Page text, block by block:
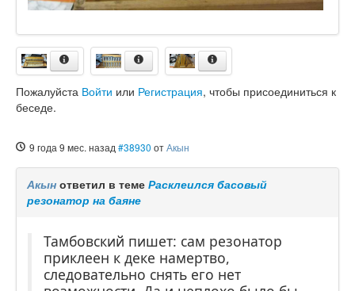
Пожалуйста Войти или Регистрация, чтобы присоединиться к
беседе.
9 года 9 мес. назад #38930 отАкын
Акын ответил в теме Расклеился басовый
резонатор на баяне
Тамбовский пишет: сам резонатор
приклеен к деке намертво,
следовательно снять его нет